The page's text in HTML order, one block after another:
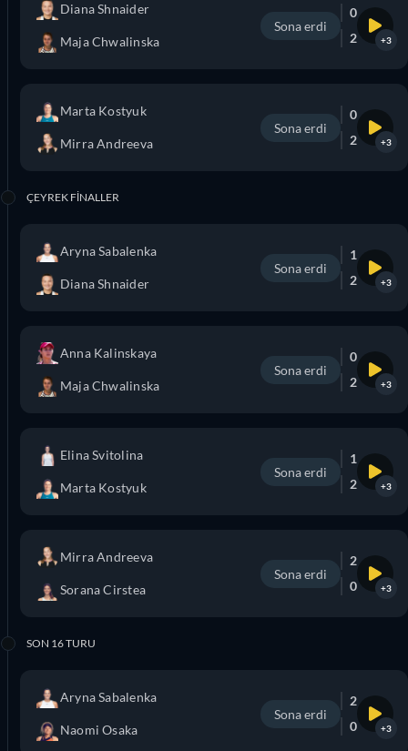
Diana Shnaider
Maja Chwalinska
Sona erdi
0
2
+3
Marta Kostyuk
Mirra Andreeva
Sona erdi
0
2
+3
ÇEYREK FINALLER
Aryna Sabalenka
Diana Shnaider
Sona erdi
1
2
+3
Anna Kalinskaya
Maja Chwalinska
Sona erdi
0
2
+3
Elina Svitolina
Marta Kostyuk
Sona erdi
1
2
+3
Mirra Andreeva
Sorana Cirstea
Sona erdi
2
0
+3
SON 16 TURU
Aryna Sabalenka
Naomi Osaka
Sona erdi
2
0
+3